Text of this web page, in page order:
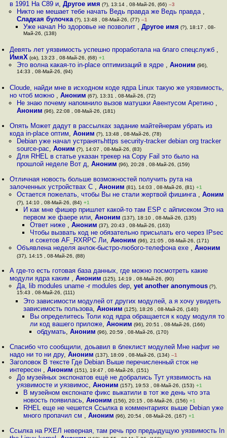
в 1991 На C89 и,Другое имя (?), 13:14 , 08-Май-26, (66) –3
Никто не мешает тебе начать Ведь правда же Ведь правда ,
Сладкая булочка(?), 13:48 , 08-Май-26, (77) –1
Уже начал Но здоровье не позволит , Другое имя (?), 18:17 , 08-
Май-26, (138)
Девять лет уязвимость успешно проработала на благо спецслужб ,
ИмяХ (ok), 13:23 , 08-Май-26, (68) +1
Это волна какая-то in-place оптимизаций в ядре , Аноним (96),
14:33 , 08-Май-26, (94)
Cloude, найди мне в исходном коде ядра Linux такую же уязвимость,
но чтоб можно ,Аноним (67), 13:31 , 08-Май-26, (72)
Не знаю почему напомнило вызов матушки Авентусом Аретино ,
Аноним (96), 22:08 , 08-Май-26, (181)
Опять Может дадут в рассылках задание майтейнерам убрать из
кода in-place оптим,Аоним (?), 13:48 , 08-Май-26, (78)
Debian уже начал устранятьhttps security-tracker debian org tracker
source-pac, Аоним (?), 14:07 , 08-Май-26, (83)
Для RHEL в статье указан трекер на Copy Fail это было на
прошлой неделе Вот д, Аноним (96), 20:28 , 08-Май-26, (159)
Отличная новость больше возможностей получить рута на
залоченных устройствах С ,Аноним (81), 14:03 , 08-Май-26, (81) +1
Остается пожелать, чтобы Вы не стали жертвой фишинга , Аоним
(?), 14:10 , 08-Май-26, (84) +1
И как мне фишер пришлет какой-то там ESP с айписеком Это на
первом же фаере или, Аноним (137), 18:10 , 08-Май-26, (135)
Ответ ниже ,Аноним (37), 20:43 , 08-Май-26, (163)
Чтобы вызвать код не обязательно присылать его через IPsec
и сокетов AF_RXRPC Ли,Аноним (96), 21:05 , 08-Май-26, (171)
Объявлена неделя анлок-быстро-любого-телефона exe , Аноним
(37), 14:15 , 08-Май-26, (88)
А где-то есть готовая база данных, где можно посмотреть какие
модули ядра каким ,Аноним (125), 14:19 , 08-Май-26, (90)
Да, lib modules uname -r modules dep, yet another anonymous(?),
15:43 , 08-Май-26, (111)
Это зависимости модулей от других модулей, а я хочу увидеть
зависимость пользова, Аноним (125), 18:26 , 08-Май-26, (140)
Вы определитесь Толи код ядра обращается к коду модуля то
ли код вашего приложе,Аноним (96), 20:51 , 08-Май-26, (166)
обдумать, Аноним (96), 20:59 , 08-Май-26, (170)
Спасибо что сообщили, доьавил в блеклист модулей Мне нафиг не
надо ни то ни дру,Аноним (137), 18:09 , 08-Май-26, (134) –1
Заголовок В тексте Где Debian Выше перечисленный сток не
интересен ,Аноним (151), 19:47 , 08-Май-26, (151)
До музейных экспонатов ещё не добрались Тут уязвимость на
уязвимосте и уязвимос, Аноним (157), 19:53 , 08-Май-26, (153) +1
В музейном експонате фикс выкатили в тот же день что эта
новость появилась, Аноним (156), 20:15 , 08-Май-26, (156) +1
RHEL еще не чешется Ссылка в комментариях выше Debian уже
много пропачил см , Аноним (96), 20:54 , 08-Май-26, (167) +1
Ссылка на РХЕЛ неверная, там речь про предыдущую уязвимость In